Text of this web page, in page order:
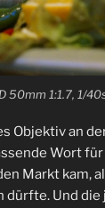
50mm 1:1.7, 1/
Objektiv an
Wort
Markt kam,
dürfte. Und